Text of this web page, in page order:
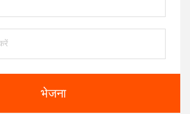
भेजना